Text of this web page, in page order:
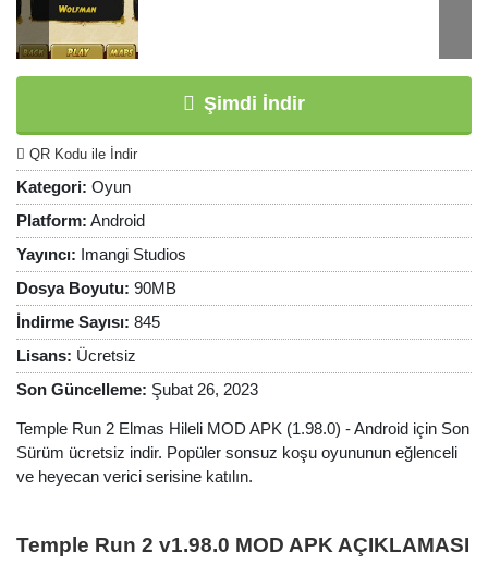
Şimdi İndir
QR Kodu ile İndir
Kategori: Oyun
Platform: Android
Yayıncı: Imangi Studios
Dosya Boyutu: 90MB
İndirme Sayısı: 845
Lisans: Ücretsiz
Son Güncelleme: Şubat 26, 2023
Temple Run 2 Elmas Hileli MOD APK (1.98.0) - Android için Son
Sürüm ücretsiz indir. Popüler sonsuz koşu oyununun eğlenceli
ve heyecan verici serisine katılın.
Temple Run 2 v1.98.0 MOD APK AÇIKLAMASI